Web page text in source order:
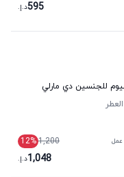
595د.إ.
للجنسين دي مارلي
1,200
12%
1,048د.إ.